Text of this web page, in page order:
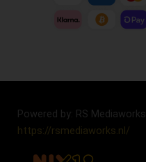
Powered by: RS Mediaworks
https://rsmediaworks.nl/